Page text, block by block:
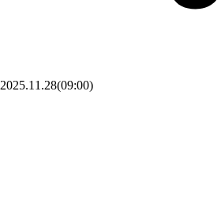
2025.11.28(09:00)